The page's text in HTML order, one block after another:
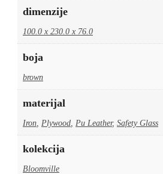
dimenzije
100.0 x 230.0 x 76.0
boja
brown
materijal
Iron Plywood Pu Leather, Safety Glass
kolekcija
Bloomville